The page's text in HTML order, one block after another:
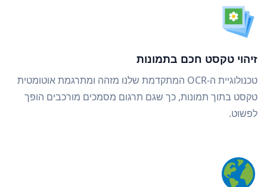
זיהוי טקסט חכם בתמונות
טכנולוגיית ה-OCR המתקדמת שלנו מזהה ומתרגמת אוטומטית
טקסט בתוך תמונות, כך שגם תרגום מסמכים מורכבים הופך
לפשוט.